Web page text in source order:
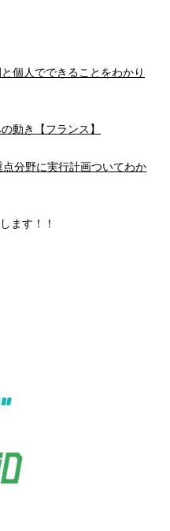
個人でできることをわかり
動き【フランス】
分野に実行計画ついてわか
ます！！